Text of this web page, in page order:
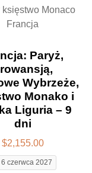
Paryż,
Wybrzeże,
Monako i
Liguria – 9
dni
$2,155.00
czerwca 2027